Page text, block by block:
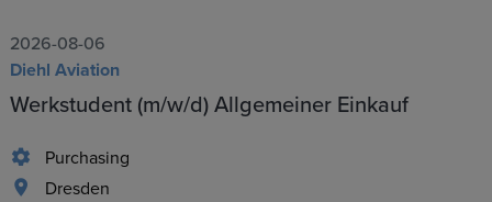
2026-08-06
Diehl Aviation
Werkstudent (m/w/d) Allgemeiner Einkauf
Purchasing
Dresden